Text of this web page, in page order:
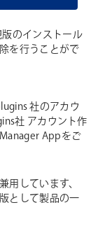
のインストール
を行うことがで
社のアカウ
社 アカウント作
Appをご
しています、
として製品の一